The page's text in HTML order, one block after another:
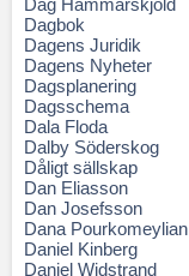
Dag Hammarskjöld
Dagbok
Dagens Juridik
Dagens Nyheter
Dagsplanering
Dagsschema
Dala Floda
Dalby Söderskog
Dåligt sällskap
Dan Eliasson
Dan Josefsson
Dana Pourkomeylian
Daniel Kinberg
Daniel Widstrand